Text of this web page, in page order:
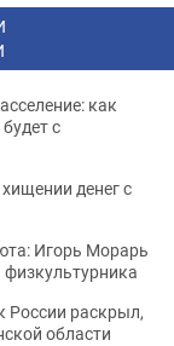
как
с
денег с
Игорь Морарь
России раскрыл,
области